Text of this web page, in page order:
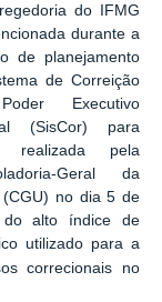
de imagens
do IFMG
durante a
de planejamento
de Correição
Executivo
(SisCor) para
realizada pela
Geral da
(CGU) no dia 5 de
do alto índice de
utilizado para a
correcionais no